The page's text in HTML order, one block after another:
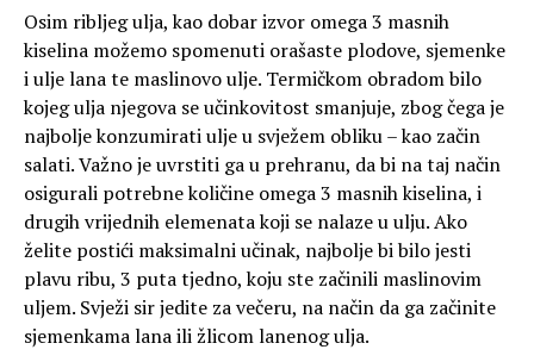
Osim ribljeg ulja, kao dobar izvor omega 3 masnih
kiselina možemo spomenuti orašaste plodove, sjemenke
i ulje lana te maslinovo ulje. Termičkom obradom bilo
kojeg ulja njegova se učinkovitost smanjuje, zbog čega je
najbolje konzumirati ulje u svježem obliku – kao začin
salati. Važno je uvrstiti ga u prehranu, da bi na taj način
osigurali potrebne količine omega 3 masnih kiselina, i
drugih vrijednih elemenata koji se nalaze u ulju. Ako
želite postići maksimalni učinak, najbolje bi bilo jesti
plavu ribu, 3 puta tjedno, koju ste začinili maslinovim
uljem. Svježi sir jedite za večeru, na način da ga začinite
sjemenkama lana ili žlicom lanenog ulja.